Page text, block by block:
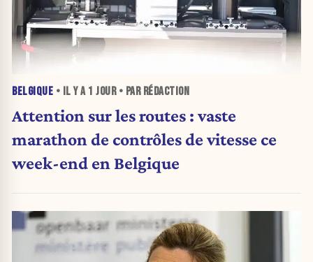
BELGIQUE • IL Y A 1 JOUR• PAR RÉDACTION
Attention sur les routes : vaste
marathon de contrôles de vitesse ce
week-end en Belgique